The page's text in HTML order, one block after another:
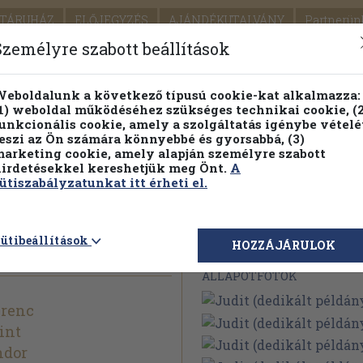
ELŐJEGYZÉS AJÁNDÉKUTALVÁNY
SEGÍTSÉG
PILLANATNYI ÁRAINK FENNTARTHATÓ
Részletes kereső Témaköri fa
Megvásárolható
ÁLLAPOTFOTÓK
szabott beállítások
a következő típusú cookie-kat alkalmazza:
weboldal működéséhez szükséges technikai cookie,
cookie, amely a szolgáltatás igénybe
az Ön számára könnyebbé és gyorsabbá, (3)
cookie, amely alapján személyre szabott
kereshetjük meg Önt. A
itt érheti el.
HOZZÁJÁRULOK